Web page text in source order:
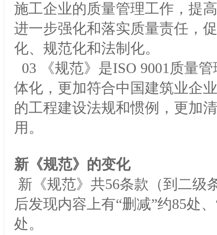
施工企业的质量管理工作，提
进一步强化和落实质量责任，
化、规范化和法制化。
03 《规范》是ISO 9001质量
体化，更加符合中国建筑业企
的工程建设法规和惯例，更加
用。
新《规范》的变化
新《规范》共56条款（到二级
后发现内容上有“删减”约85处
处。